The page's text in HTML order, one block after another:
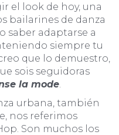
el look de hoy, una
bailarines de danza
saber adaptarse a
siempre tu
que lo demuestro,
sois seguidoras
la mode
urbana, también
nos referimos
Son muchos los